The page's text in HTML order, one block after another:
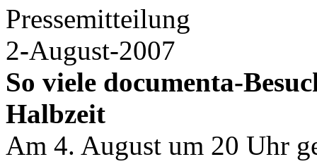
Pressemitteilung
2-August-2007
So viele documenta-
Halbzeit
Am 4. August um 20 Uhr